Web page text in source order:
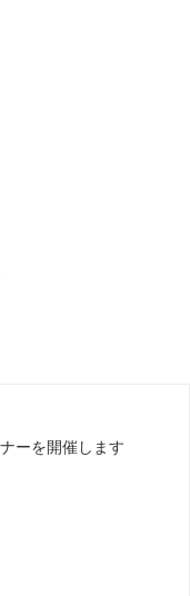
ーを開催します